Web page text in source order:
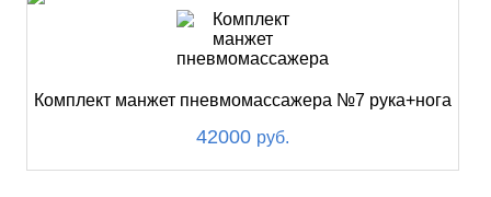
Комплект манжет пневмомассажера №7 рука+нога
42000 руб.